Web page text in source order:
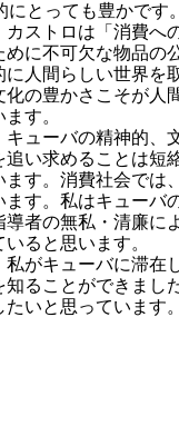
とっても豊かです
ストロは「消費へ
めに不可欠な物品の
に人間らしい世界を
化の豊かさこそが人
ます。
ューバの精神的、
追い求めることは短
ます。消費社会では
ます。私はキューバ
導者の無私・清廉に
いると思います。
がキューバに滞在
知ることができまし
たいと思っています。